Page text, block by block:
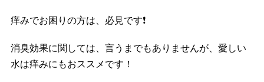
痒みでお困りの方は、必見です❗️
消臭効果に関しては、言うまでもありませんが、愛しい
水は痒みにもおススメです！